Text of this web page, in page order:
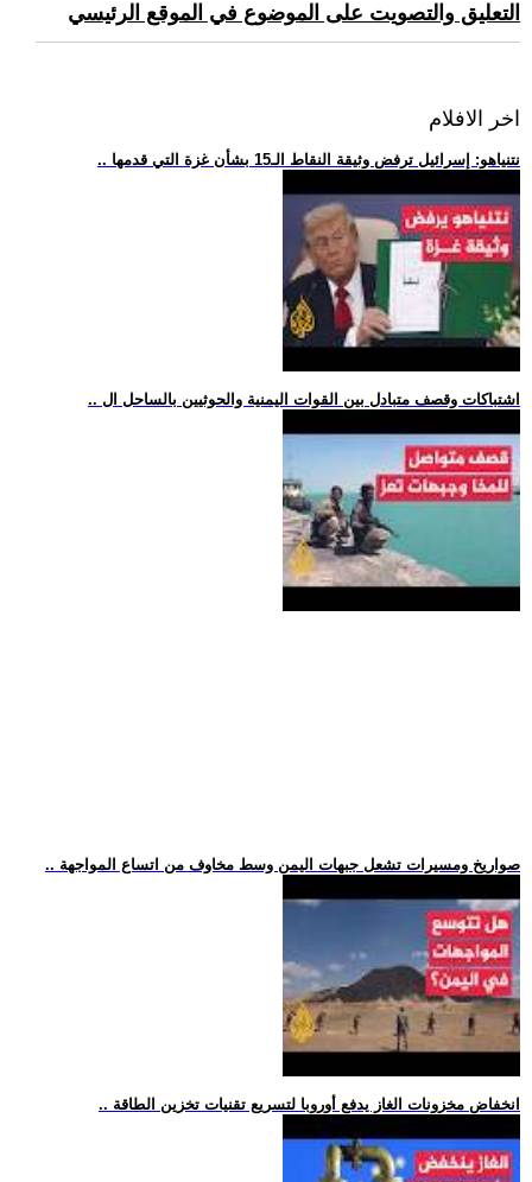
التعليق والتصويت على الموضوع في الموقع الرئيسي
اخر الافلام
.. نتنياهو: إسرائيل ترفض وثيقة النقاط الـ15 بشأن غزة التي قدمها
.. اشتباكات وقصف متبادل بين القوات اليمنية والحوثيين بالساحل ال
.. صواريخ ومسيرات تشعل جبهات اليمن وسط مخاوف من اتساع المواجهة
.. انخفاض مخزونات الغاز يدفع أوروبا لتسريع تقنيات تخزين الطاقة